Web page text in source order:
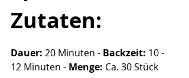
Zutaten:
Dauer: 20 Minuten - Backzeit: 10 -
12 Minuten - Menge: Ca. 30 Stück